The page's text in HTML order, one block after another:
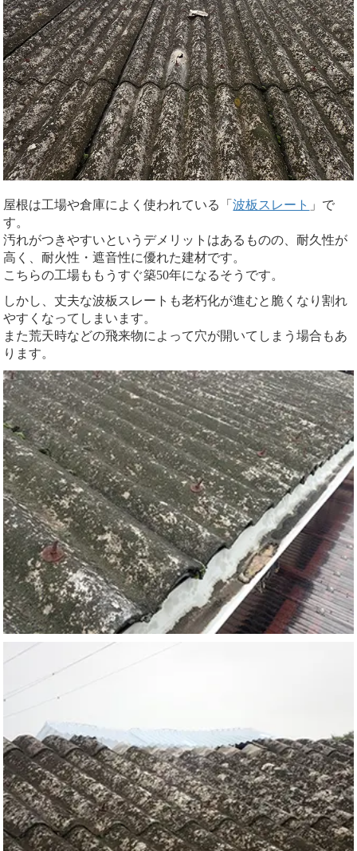
屋根は工場や倉庫によく使われている「波板スレート 」で
す。
汚れがつきやすいというデメリットはあるものの、耐久性が
高く、耐火性・遮音性に優れた建材です。
こちらの工場ももうすぐ築50年になるそうです。
しかし、丈夫な波板スレートも老朽化が進むと脆くなり割れ
やすくなってしまいます。
また荒天時などの飛来物によって穴が開いてしまう場合もあ
ります。